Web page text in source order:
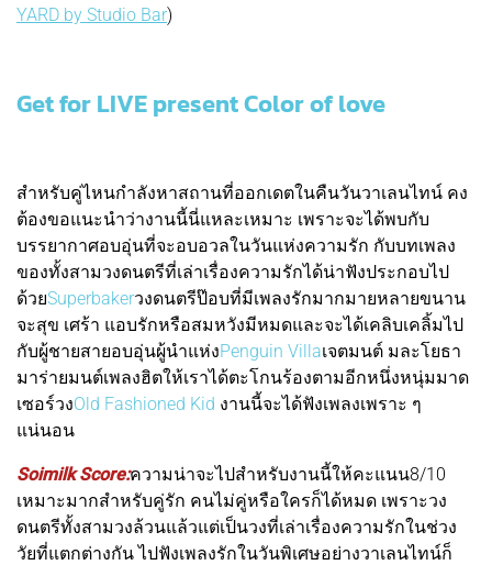
YARD by Studio Bar)
Get for LIVE present Color of love
สำหรับคู่ไหนกำลังหาสถานที่ออกเดตในคืนวันวาเลนไทน์ คง
ต้องขอแนะนำว่างานนี้นี่แหละเหมาะ เพราะจะได้พบกับ
บรรยากาศอบอุ่นที่จะอบอวลในวันแห่งความรัก กับบทเพลง
ของทั้งสามวงดนตรีที่เล่าเรื่องความรักได้น่าฟังประกอบไป
ด้วยSuperbakerวงดนตรีป๊อบที่มีเพลงรักมากมายหลายขนาน
จะสุข เศร้า แอบรักหรือสมหวังมีหมดและจะได้เคลิบเคลิ้มไป
กับผู้ชายสายอบอุ่นผู้นำแห่งPenguin Villaเจตมนต์ มละโยธา
มาร่ายมนต์เพลงฮิตให้เราได้ตะโกนร้องตามอีกหนึ่งหนุ่มมาด
เซอร์วงOld Fashioned Kid งานนี้จะได้ฟังเพลงเพราะ ๆ
แน่นอน
Soimilk Score:ความน่าจะไปสำหรับงานนี้ให้คะแนน8/10
เหมาะมากสำหรับคู่รัก คนไม่คู่หรือใครก็ได้หมด เพราะวง
ดนตรีทั้งสามวงล้วนแล้วแต่เป็นวงที่เล่าเรื่องความรักในช่วง
วัยที่แตกต่างกัน ไปฟังเพลงรักในวันพิเศษอย่างวาเลนไทน์ก็